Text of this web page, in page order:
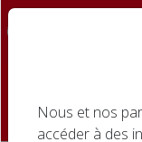
Accueil
Nous et nos
accéder à des